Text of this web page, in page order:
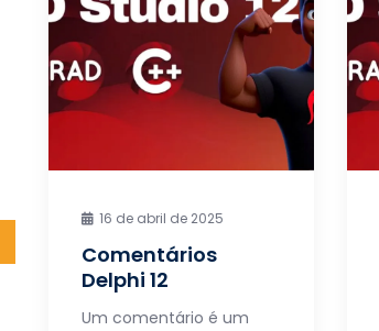
16 de abril de 2025
Comentários
Delphi 12
Um comentário é um